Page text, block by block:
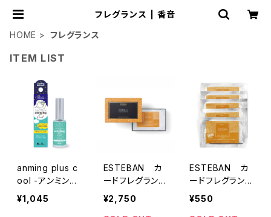
フレグランス | 香音
HOME
フレグランス
ITEM LIST
anming plus c
ool -アンミング
プラス クール-
リネンミス15ml
¥1,045
ESTEBAN カ
ードフレグラン
ス ネロリ（5枚
入）
¥2,750
ESTEBAN カ
ードフレグラン
ス ネロリ（1枚）
¥550